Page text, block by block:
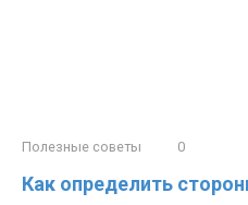
Полезные советы 0
Как определить